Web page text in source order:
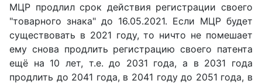
МЦР продлил срок действия регистрации своего
"товарного знака" до 16.05.2021. Если МЦР будет
существовать в 2021 году, то ничто не помешает
ему снова продлить регистрацию своего патента
ещё на 10 лет, т.е. до 2031 года, а в 2031 года
продлить до 2041 года, в 2041 году до 2051 года, в